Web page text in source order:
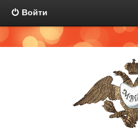
Войти